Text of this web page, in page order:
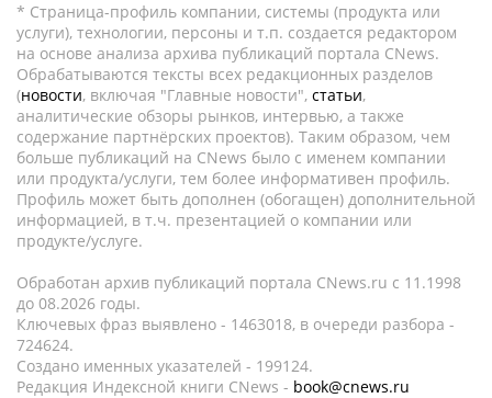
* Страница-профиль компании, системы (продукта или
услуги), технологии, персоны и т.п. создается редактором
на основе анализа архива публикаций портала CNews.
Обрабатываются тексты всех редакционных разделов
(новости, включая "Главные новости", статьи,
аналитические обзоры рынков, интервью, а также
содержание партнёрских проектов). Таким образом, чем
больше публикаций на CNews было с именем компании
или продукта/услуги, тем более информативен профиль.
Профиль может быть дополнен (обогащен) дополнительной
информацией, в т.ч. презентацией о компании или
продукте/услуге.
Обработан архив публикаций портала CNews.ru c 11.1998
до 08.2026 годы.
Ключевых фраз выявлено - 1463018, в очереди разбора -
724624.
Создано именных указателей - 199124.
Редакция Индексной книги CNews - book@cnews.ru